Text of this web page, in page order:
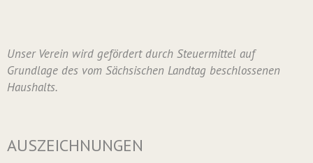
Unser Verein wird gefördert durch Steuermittel auf
Grundlage des vom Sächsischen Landtag beschlossenen
Haushalts.
AUSZEICHNUNGEN